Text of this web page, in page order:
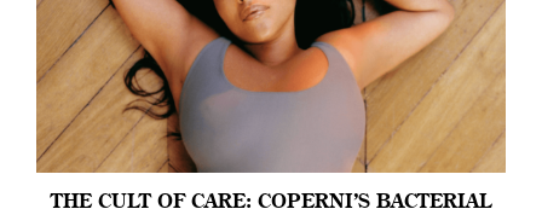
THE CULT OF CARE: COPERNI’S BACTERIAL